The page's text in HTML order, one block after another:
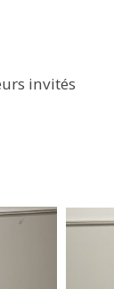
invités